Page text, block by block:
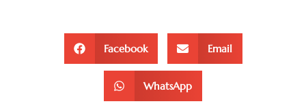
Facebook Email
WhatsApp